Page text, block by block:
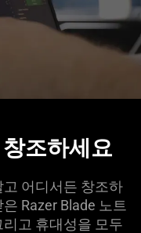
조하세요
어디서든 창조하
Razer Blade 노트
고 휴대성을 모두